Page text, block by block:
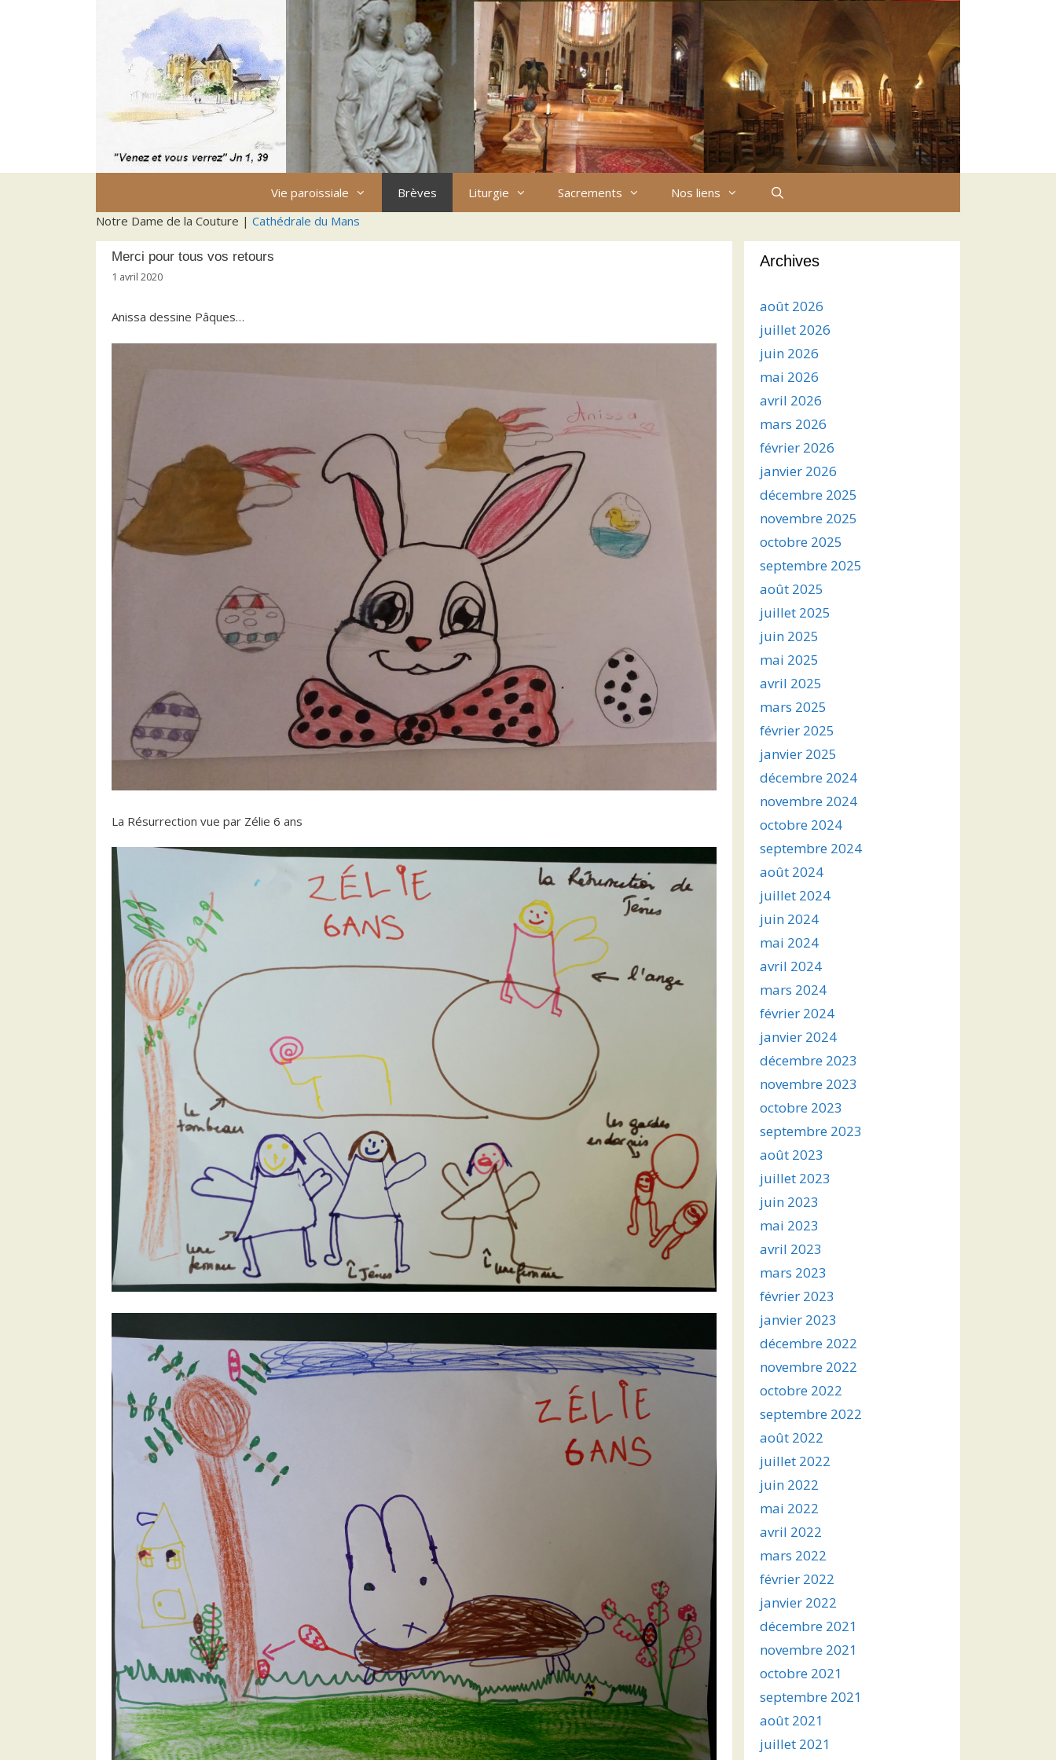
Vie paroissiale Brèves Liturgie Sacrements
Nos liens
Notre Dame de la Couture | Cathédrale du Mans
Merci pour tous vos retours
1 avril 2020
Anissa dessine Pâques…
La Résurrection vue par Zélie 6 ans
Archives
août 2026
juillet 2026
juin 2026
mai 2026
avril 2026
mars 2026
février 2026
janvier 2026
décembre 2025
novembre 2025
octobre 2025
septembre 2025
août 2025
juillet 2025
juin 2025
mai 2025
avril 2025
mars 2025
février 2025
janvier 2025
décembre 2024
novembre 2024
octobre 2024
septembre 2024
août 2024
juillet 2024
juin 2024
mai 2024
avril 2024
mars 2024
février 2024
janvier 2024
décembre 2023
novembre 2023
octobre 2023
septembre 2023
août 2023
juillet 2023
juin 2023
mai 2023
avril 2023
mars 2023
février 2023
janvier 2023
décembre 2022
novembre 2022
octobre 2022
septembre 2022
août 2022
juillet 2022
juin 2022
mai 2022
avril 2022
mars 2022
février 2022
janvier 2022
décembre 2021
novembre 2021
octobre 2021
septembre 2021
août 2021
juillet 2021